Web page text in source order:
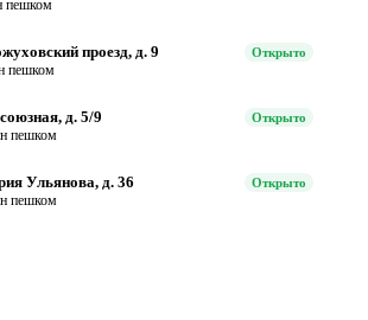
пешком
проезд, д. 9 Открыто
пешком
д. 5/9 Открыто
пешком
Ульянова, д. 36 Открыто
пешком